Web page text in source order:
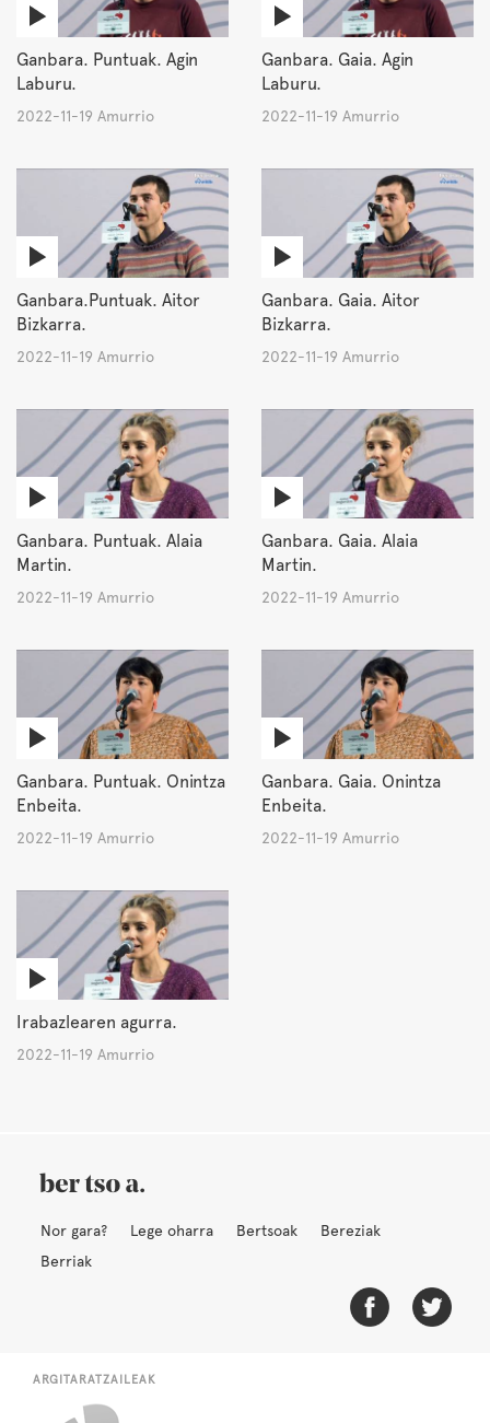
Ganbara. Puntuak. Agin
Laburu.
2022-11-19 Amurrio
Ganbara. Gaia. Agin
Laburu.
2022-11-19 Amurrio
Ganbara.Puntuak. Aitor
Bizkarra.
2022-11-19 Amurrio
Ganbara. Gaia. Aitor
Bizkarra.
2022-11-19 Amurrio
Ganbara. Puntuak. Alaia
Martin.
2022-11-19 Amurrio
Ganbara. Gaia. Alaia
Martin.
2022-11-19 Amurrio
Ganbara. Puntuak. Onintza
Enbeita.
2022-11-19 Amurrio
Ganbara. Gaia. Onintza
Enbeita.
2022-11-19 Amurrio
Irabazlearen agurra.
2022-11-19 Amurrio
Nor gara? Lege oharra Bertsoak
Bereziak
Berriak
ARGITARATZAILEAK